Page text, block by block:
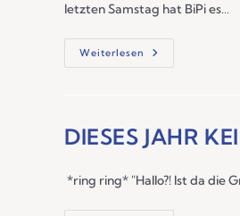
letzten Samstag hat BiPi es…
Weiterlesen
DIESES JAHR
*ring ring* "Hallo?! Ist da die